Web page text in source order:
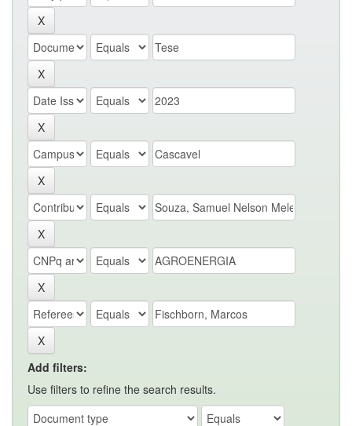
Add filters:
Use filters to refine the search results.